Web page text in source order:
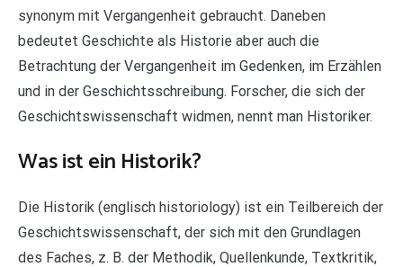
synonym mit Vergangenheit gebraucht. Daneben
bedeutet Geschichte als Historie aber auch die
Betrachtung der Vergangenheit im Gedenken, im Erzählen
und in der Geschichtsschreibung. Forscher, die sich der
Geschichtswissenschaft widmen, nennt man Historiker.
Was ist ein Historik?
Die Historik (englisch historiology) ist ein Teilbereich der
Geschichtswissenschaft, der sich mit den Grundlagen
des Faches, z. B. der Methodik, Quellenkunde, Textkritik,